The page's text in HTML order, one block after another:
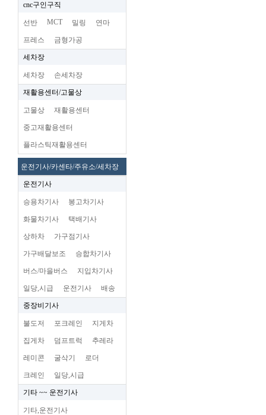
cnc구인구직
선반 MCT 밀링 연마
프레스 금형가공
세차장
세차장 손세차장
재활용센터/고물상
고물상 재활용센터
중고재활용센터
플라스틱재활용센터
운전기사/카센타/주유소/세차장
운전기사
승용차기사 봉고차기사
화물차기사 택배기사
상하차 가구점기사
가구배달보조 승합차기사
버스/마을버스 지입차기사
일당,시급 운전기사 배송
중장비기사
불도저 포크레인 지게차
집게차 덤프트럭 추레라
레미콘 굴삭기 로더
크레인 일당,시급
기타 ~~ 운전기사
기타,운전기사